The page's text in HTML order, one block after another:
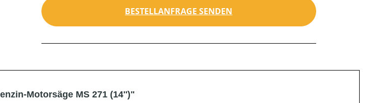
BESTELLANFRAGE SENDEN
Motorsäge MS 271 (14'')"